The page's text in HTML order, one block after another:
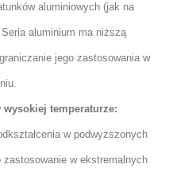
aluminiowych (jak na
aluminium ma niższą
jego zastosowania w
temperaturze:
w podwyższonych
w ekstremalnych